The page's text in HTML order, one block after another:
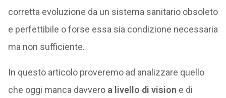
corretta evoluzione da un sistema sanitario obsoleto
e perfettibile o forse essa sia condizione necessaria
ma non sufficiente.
In questo articolo proveremo ad analizzare quello
che oggi manca davvero a livello di vision e di